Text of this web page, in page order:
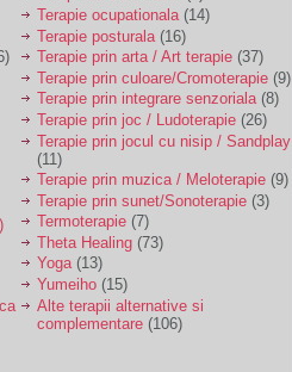
Terapie ocupationala (14)
Terapie posturala (16)
Terapie prin arta / Art terapie (37)
Terapie prin culoare/Cromoterapie (9)
Terapie prin integrare senzoriala(8)
Terapie prin joc / Ludoterapie (26)
Terapie prin jocul cu nisip / Sandplay
(11)
Terapie prin muzica / Meloterapie (9)
Terapie prin sunet/Sonoterapie (3)
Termoterapie (7)
Theta Healing (73)
Yoga(13)
Yumeiho (15)
Alte terapii alternative si
complementare (106)